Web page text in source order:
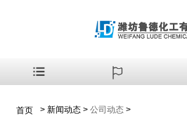
首页 > 新闻动态 > 公司动态 >